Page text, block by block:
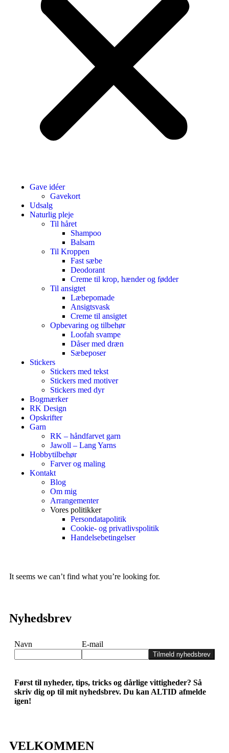
Gave idéer
Gavekort
Udsalg
Naturlig pleje
Til håret
Shampoo
Balsam
Til Kroppen
Fast sæbe
Deodorant
Creme til krop, hænder og fødder
Til ansigtet
Læbepomade
Ansigtsvask
Creme til ansigtet
Opbevaring og tilbehør
Loofah svampe
Dåser med dræn
Sæbeposer
Stickers
Stickers med tekst
Stickers med motiver
Stickers med dyr
Bogmærker
RK Design
Opskrifter
Garn
RK – håndfarvet garn
Jawoll – Lang Yarns
Hobbytilbehør
Farver og maling
Kontakt
Blog
Om mig
Arrangementer
Vores politikker
Persondatapolitik
Cookie- og privatlivspolitik
Handelsebetingelser
It seems we can’t find what you’re looking for.
Nyhedsbrev
Navn E-mail
Tilmeld nyhedsbrev
Først til nyheder, tips, tricks og dårlige vittigheder? Så
skriv dig op til mit nyhedsbrev. Du kan ALTID afmelde
igen!
VELKOMMEN